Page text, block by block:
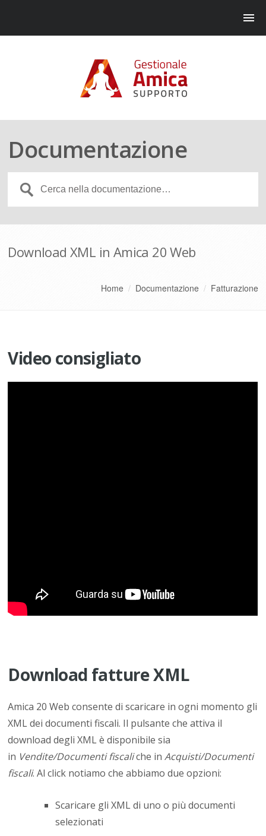
Documentazione
Download XML in Amica 20 Web
Home / Documentazione / Fatturazione
Video consigliato
Download fatture XML
Amica 20 Web consente di scaricare in ogni momento gli
XML dei documenti fiscali. Il pulsante che attiva il
download degli XML è disponibile sia
in Vendite/Documenti fiscaliche inAcquisti/Documenti
fiscali. Al click notiamo che abbiamo due opzioni:
Scaricare gli XML di uno o più documenti
selezionati